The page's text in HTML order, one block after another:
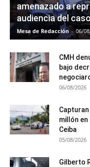
amenazado a
audiencia del
Mesa de Redacción - 06/
CMH
bajo
06/08/2026
millón
Ceiba
05/08/2026
Gilberto